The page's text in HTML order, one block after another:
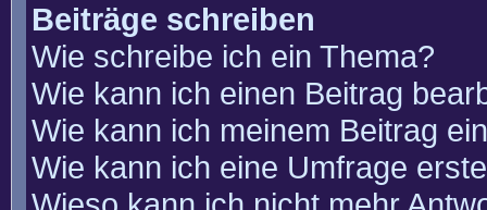
Beiträge schreiben
Wie schreibe ich ein Thema?
Wie kann ich einen Beitrag
Wie kann ich meinem Beitrag
Wie kann ich eine Umfrage